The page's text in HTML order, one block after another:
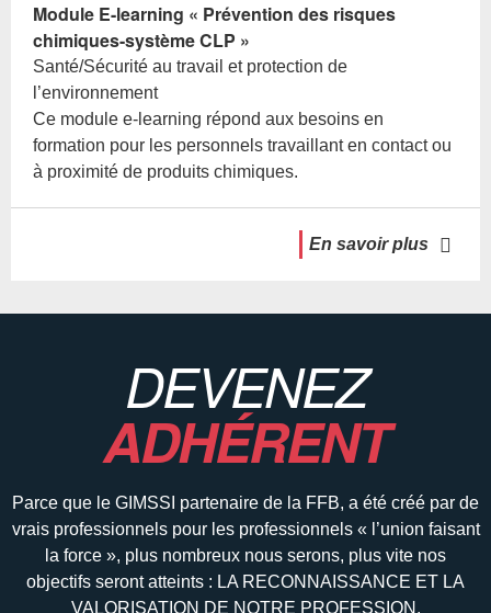
Module E-learning « Prévention des risques
chimiques-système CLP »
Santé/Sécurité au travail et protection de
l’environnement
Ce module e-learning répond aux besoins en
formation pour les personnels travaillant en contact ou
à proximité de produits chimiques.
En savoir plus
DEVENEZ
ADHÉRENT
Parce que le GIMSSI partenaire de la FFB, a été créé par de
vrais professionnels pour les professionnels « l’union faisant
la force », plus nombreux nous serons, plus vite nos
objectifs seront atteints : LA RECONNAISSANCE ET LA
VALORISATION DE NOTRE PROFESSION.